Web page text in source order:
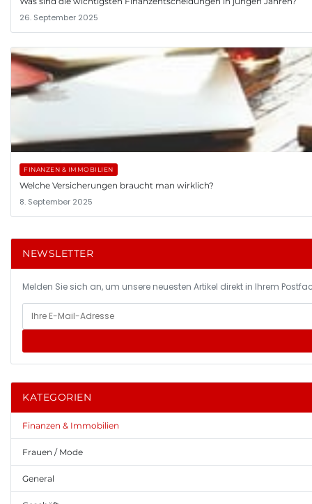
26. September 2025
FINANZEN & IMMOBILIEN
Welche Versicherungen braucht man wirklich?
8. September 2025
NEWSLETTER
Melden Sie sich an, um unsere neuesten Artikel direkt in Ihrem
KATEGORIEN
Finanzen & Immobilien
Frauen / Mode
General